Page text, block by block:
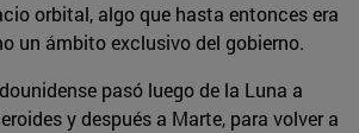
orbital, algo que hasta entonces era
un ámbito exclusivo del gobierno.
pasó luego de la Luna a
y después a Marte, para volver a